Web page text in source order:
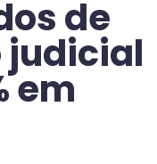
de
judicial
em